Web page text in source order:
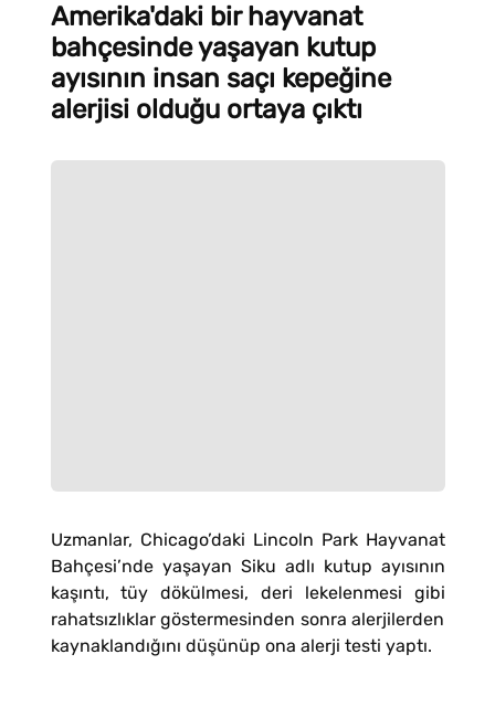
Amerika'daki bir hayvanat
bahçesinde yaşayan kutup
ayısının insan saçı kepeğine
alerjisi olduğu ortaya çıktı
Uzmanlar, Chicago’daki Lincoln Park Hayvanat
Bahçesi’nde yaşayan Siku adlı kutup ayısının
kaşıntı, tüy dökülmesi, deri lekelenmesi gibi
rahatsızlıklar göstermesinden sonra alerjilerden
kaynaklandığını düşünüp ona alerji testi yaptı.